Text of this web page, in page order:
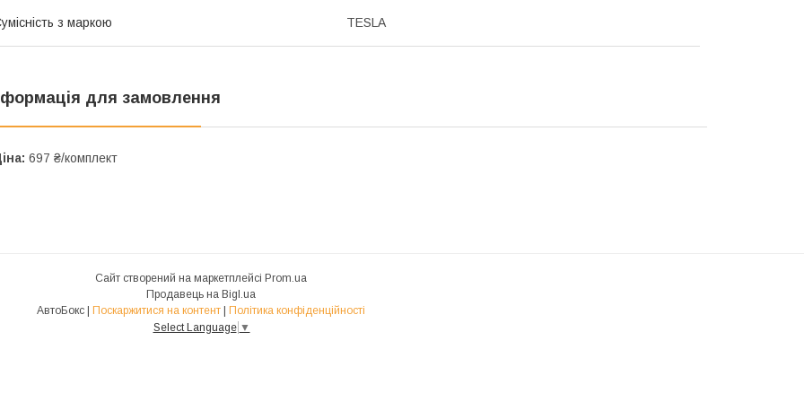
з маркою TESLA
для замовлення
697 ₴/комплект
Сайт створений на маркетплейсі Prom.ua
Продавець на Bigl.ua
АвтоБокс | Поскаржитися на контент | Політика конфіденційності
Select Language ▼